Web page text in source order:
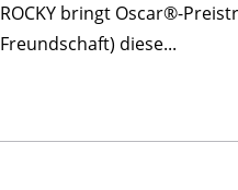
ROCKY bringt Oscar®-
Freundschaft) diese...